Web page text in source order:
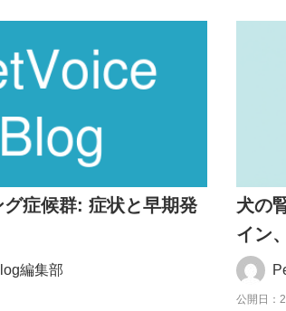
症候群: 症状と早期発
編集部
犬の
イン
公開日：